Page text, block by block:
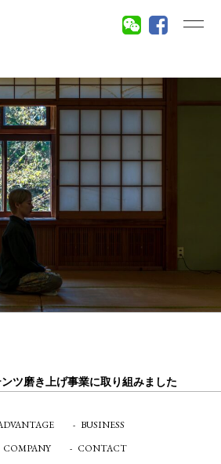
ツ磨き上げ事業に取り組みました
BUSINESS
COMPANY
CONTACT